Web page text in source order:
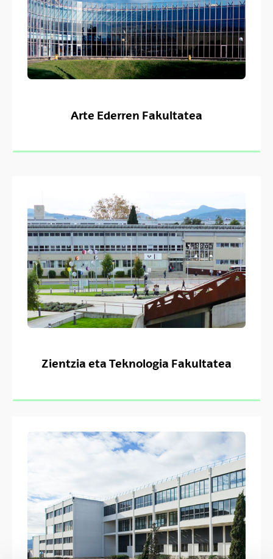
Arte Ederren Fakultatea
Zientzia eta Teknologia Fakultatea